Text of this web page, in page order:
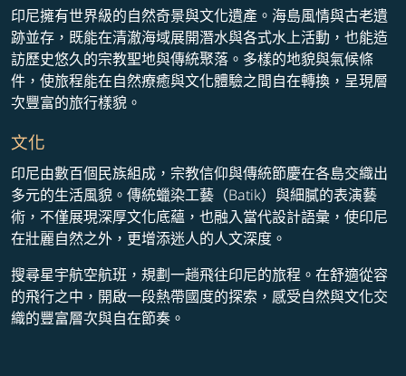
印尼擁有世界級的自然奇景與文化遺產。海島風情與古老遺
跡並存，既能在清澈海域展開潛水與各式水上活動，也能造
訪歷史悠久的宗教聖地與傳統聚落。多樣的地貌與氣候條
件，使旅程能在自然療癒與文化體驗之間自在轉換，呈現層
次豐富的旅行樣貌。
文化
印尼由數百個民族組成，宗教信仰與傳統節慶在各島交織出
多元的生活風貌。傳統蠟染工藝（Batik）與細膩的表演藝
術，不僅展現深厚文化底蘊，也融入當代設計語彙，使印尼
在壯麗自然之外，更增添迷人的人文深度。
搜尋星宇航空航班，規劃一趟飛往印尼的旅程。在舒適從容
的飛行之中，開啟一段熱帶國度的探索，感受自然與文化交
織的豐富層次與自在節奏。